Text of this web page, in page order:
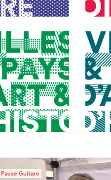
Pause Guitare